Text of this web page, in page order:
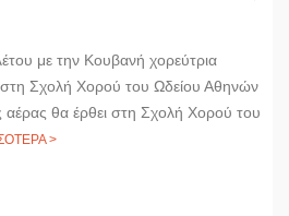
με την Κουβανή χορεύτρια
Σχολή Χορού του Ωδείου Αθηνών
αέρας θα έρθει στη Σχολή Χορού του
>